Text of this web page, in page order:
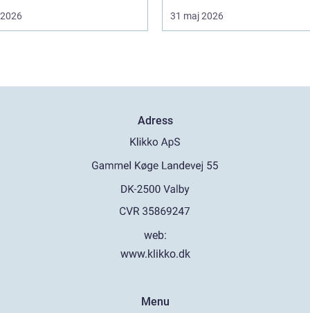
31 maj 2026
Adress
web:
www.klikko.dk
Menu